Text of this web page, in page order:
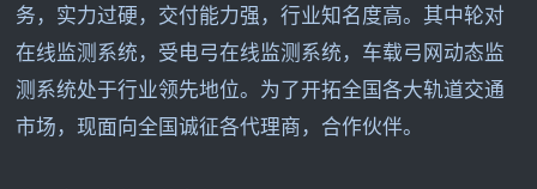
务，实力过硬，交付能力强，行业知名度高。其中轮对
在线监测系统，受电弓在线监测系统，车载弓网动态监
测系统处于行业领先地位。为了开拓全国各大轨道交通
市场，现面向全国诚征各代理商，合作伙伴。